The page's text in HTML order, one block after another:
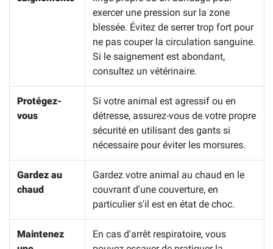
exercer une pression sur la zone
blessée. Évitez de serrer trop fort pour
ne pas couper la circulation sanguine.
Si le saignement est abondant,
consultez un vétérinaire.
Protégez-
vous
Si votre animal est agressif ou en
détresse, assurez-vous de votre propre
sécurité en utilisant des gants si
nécessaire pour éviter les morsures.
Gardez au
chaud
Gardez votre animal au chaud en le
couvrant d'une couverture, en
particulier s'il est en état de choc.
Maintenez
En cas d'arrêt respiratoire, vous